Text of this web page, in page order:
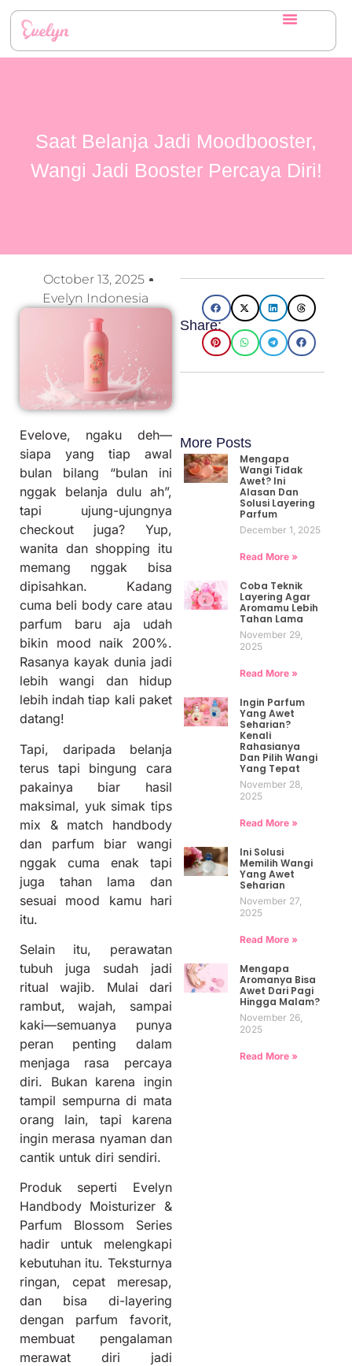
Saat Belanja Jadi Moodbooster,
Wangi Jadi Booster Percaya Diri!
October 13, 2025
Evelyn Indonesia
Evelove, ngaku deh—
siapa yang tiap awal
bulan bilang “bulan ini
nggak belanja dulu ah”,
tapi ujung-ujungnya
checkout juga? Yup,
wanita dan shopping itu
memang nggak bisa
dipisahkan. Kadang
cuma beli body care atau
parfum baru aja udah
bikin mood naik 200%.
Rasanya kayak dunia jadi
lebih wangi dan hidup
lebih indah tiap kali paket
datang!
Tapi, daripada belanja
terus tapi bingung cara
pakainya biar hasil
maksimal, yuk simak tips
mix & match handbody
dan parfum biar wangi
nggak cuma enak tapi
juga tahan lama dan
sesuai mood kamu hari
itu.
Selain itu, perawatan
tubuh juga sudah jadi
ritual wajib. Mulai dari
rambut, wajah, sampai
kaki—semuanya punya
peran penting dalam
menjaga rasa percaya
diri. Bukan karena ingin
tampil sempurna di mata
orang lain, tapi karena
ingin merasa nyaman dan
cantik untuk diri sendiri.
Produk seperti Evelyn
Handbody Moisturizer &
Parfum Blossom Series
hadir untuk melengkapi
kebutuhan itu. Teksturnya
ringan, cepat meresap,
dan bisa di-layering
dengan parfum favorit,
membuat pengalaman
merawat diri jadi
Share:
More Posts
Mengapa
Wangi Tidak
Awet? Ini
Alasan Dan
Solusi Layering
Parfum
December 1, 2025
Read More »
Coba Teknik
Layering Agar
Aromamu Lebih
Tahan Lama
November 29,
2025
Read More »
Ingin Parfum
Yang Awet
Seharian?
Kenali
Rahasianya
Dan Pilih Wangi
Yang Tepat
November 28,
2025
Read More »
Ini Solusi
Memilih Wangi
Yang Awet
Seharian
November 27,
2025
Read More »
Mengapa
Aromanya Bisa
Awet Dari Pagi
Hingga Malam?
November 26,
2025
Read More »